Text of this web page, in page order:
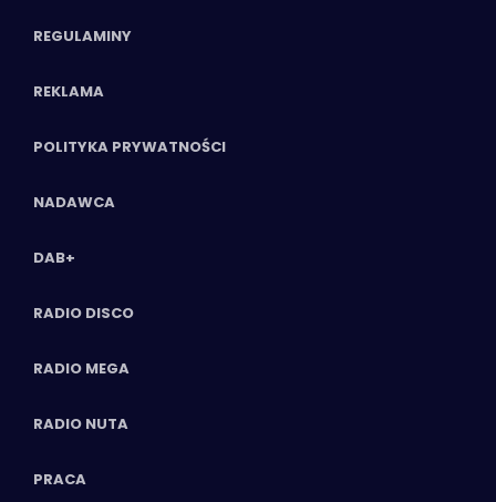
REGULAMINY
REKLAMA
POLITYKA PRYWATNOŚCI
NADAWCA
DAB+
RADIO DISCO
RADIO MEGA
RADIO NUTA
PRACA